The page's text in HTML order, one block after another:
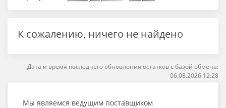
К сожалению, ничего не найдено
Дата и время последнего обновления остатков с базой обмена:
06.08.2026 12:28
Мы являемся ведущим поставщиком